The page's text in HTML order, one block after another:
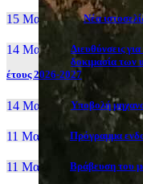
15 Μαι, 2026 Νέα
14 Μαι, 26
Διευθύνσεις
δοκιμασία
έτους 2026-2027
14 Μαι, 26 Yποβολή
11 Μαι, 26 Πρόγραμμα
11 Μαι, 26 Βράβευση του